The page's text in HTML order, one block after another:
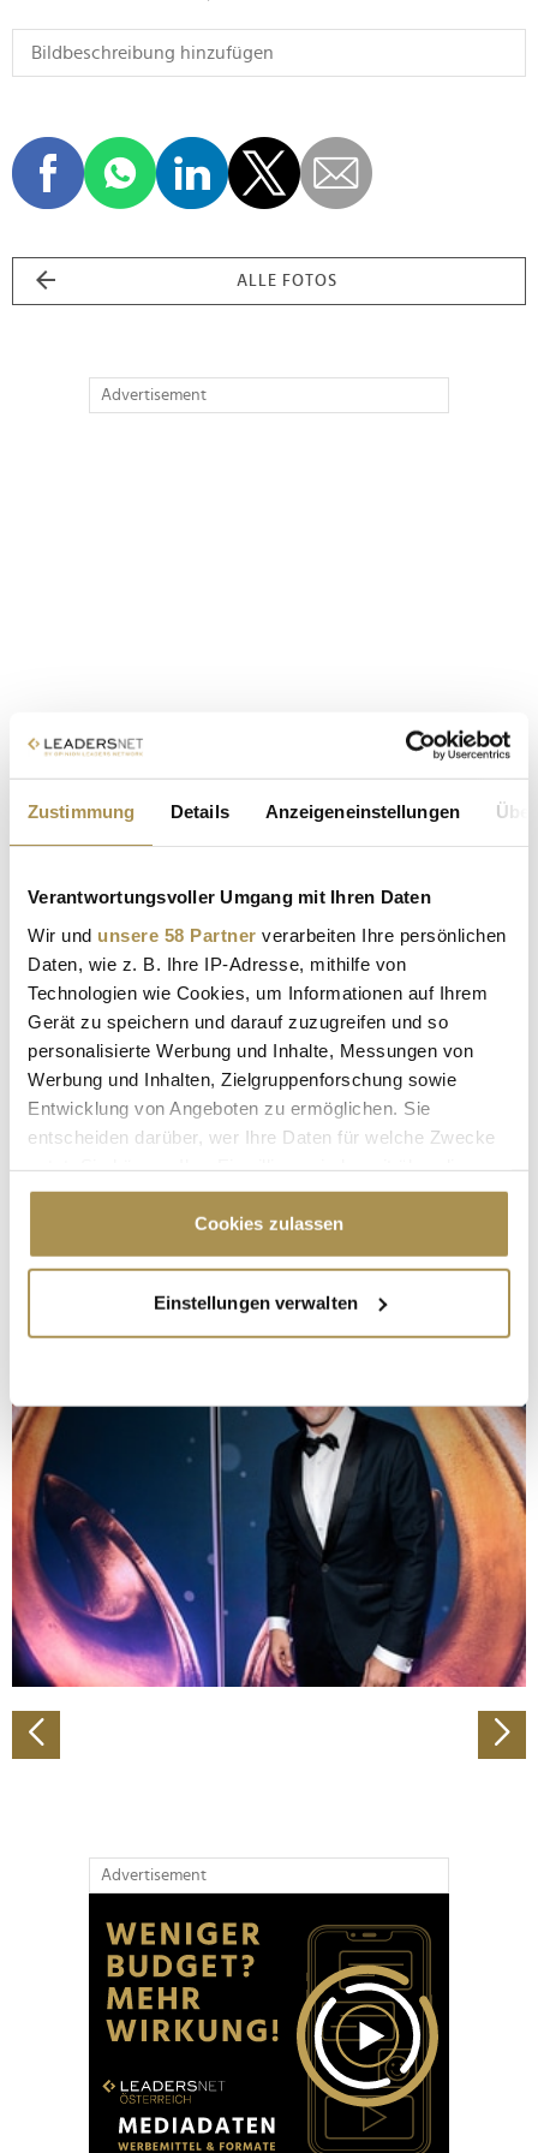
Zustimmung Details Anzeigeneinstellungen
Verantwortungsvoller Umgang mit Ihren Daten
Wir und unsere 58 Partner verarbeiten Ihre persönlichen
Daten, wie z. B. Ihre IP-Adresse, mithilfe von
Technologien wie Cookies, um Informationen auf Ihrem
Gerät zu speichern und darauf zuzugreifen und so
personalisierte Werbung und Inhalte, Messungen von
Werbung und Inhalten, Zielgruppenforschung sowie
Entwicklung von Angeboten zu ermöglichen. Sie
entscheiden darüber, wer Ihre Daten für welche Zwecke
Cookie-Erklärung oder durch Klicken auf das Privacy
Trigger Symbol ändern oder widerrufen
Informationen über Ihre geografische Lage
erfassen, welche bis auf einige Meter genau sein
bestimmten Merkmalen (Fingerprinting) identifizieren
Erfahren Sie mehr darüber, wie Ihre persönlichen Daten
verarbeitet werden, und legen Sie Ihre Präferenzen im
Abschnitt Einzelheiten
fest.
Wir verwenden Cookies, um Inhalte und Anzeigen zu
personalisieren, Funktionen für soziale Medien anbieten
zu können und die Zugriffe auf unsere Website zu
analysieren. Außerdem geben wir Informationen zu Ihrer
Verwendung unserer Website an unsere Partner für
soziale Medien, Werbung und Analysen weiter. Unsere
Partner führen diese Informationen möglicherweise mit
Cookies zulassen
Einstellungen verwalten
ALLE FOTOS
Advertisement
Advertisement